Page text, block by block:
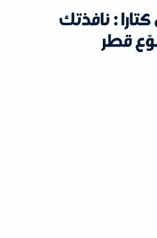
: نافذتك
قطر